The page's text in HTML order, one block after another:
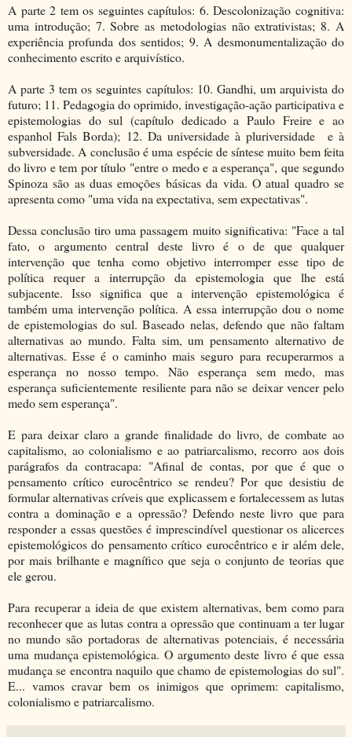
A parte 2 tem os seguintes capítulos: 6. Descolonização cognitiva:
uma introdução; 7. Sobre as metodologias não extrativistas; 8. A
experiência profunda dos sentidos; 9. A desmonumentalização do
conhecimento escrito e arquivístico.
A parte 3 tem os seguintes capítulos: 10. Gandhi, um arquivista do
futuro; 11. Pedagogia do oprimido, investigação-ação participativa e
epistemologias do sul (capítulo dedicado a Paulo Freire e ao
espanhol Fals Borda); 12. Da universidade à pluriversidade e à
subversidade. A conclusão é uma espécie de síntese muito bem feita
do livro e tem por título "entre o medo e a esperança", que segundo
Spinoza são as duas emoções básicas da vida. O atual quadro se
apresenta como "uma vida na expectativa, sem expectativas".
Dessa conclusão tiro uma passagem muito significativa: "Face a tal
fato, o argumento central deste livro é o de que qualquer
intervenção que tenha como objetivo interromper esse tipo de
política requer a interrupção da epistemologia que lhe está
subjacente. Isso significa que a intervenção epistemológica é
também uma intervenção política. A essa interrupção dou o nome
de epistemologias do sul. Baseado nelas, defendo que não faltam
alternativas ao mundo. Falta sim, um pensamento alternativo de
alternativas. Esse é o caminho mais seguro para recuperarmos a
esperança no nosso tempo. Não esperança sem medo, mas
esperança suficientemente resiliente para não se deixar vencer pelo
medo sem esperança".
E para deixar claro a grande finalidade do livro, de combate ao
capitalismo, ao colonialismo e ao patriarcalismo, recorro aos dois
parágrafos da contracapa: "Afinal de contas, por que é que o
pensamento crítico eurocêntrico se rendeu? Por que desistiu de
formular alternativas críveis que explicassem e fortalecessem as lutas
contra a dominação e a opressão? Defendo neste livro que para
responder a essas questões é imprescindível questionar os alicerces
epistemológicos do pensamento crítico eurocêntrico e ir além dele,
por mais brilhante e magnífico que seja o conjunto de teorias que
ele gerou.
Para recuperar a ideia de que existem alternativas, bem como para
reconhecer que as lutas contra a opressão que continuam a ter lugar
no mundo são portadoras de alternativas potenciais, é necessária
uma mudança epistemológica. O argumento deste livro é que essa
mudança se encontra naquilo que chamo de epistemologias do sul".
E... vamos cravar bem os inimigos que oprimem: capitalismo,
colonialismo e patriarcalismo.